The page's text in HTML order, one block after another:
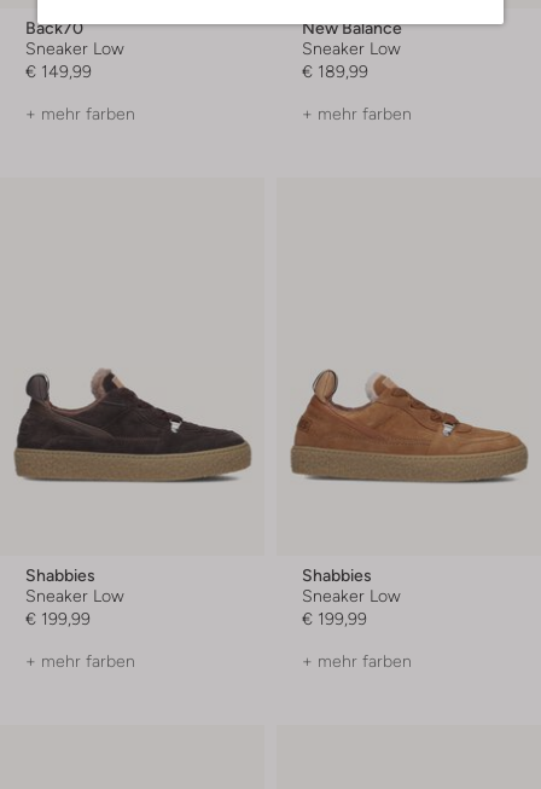
Back70
Sneaker Low
€ 149,99
+ mehr farben
New Balance
Sneaker Low
€ 189,99
+ mehr farben
Shabbies
Sneaker Low
€ 199,99
+ mehr farben
Shabbies
Sneaker Low
€ 199,99
+ mehr farben